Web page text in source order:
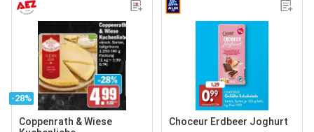
-28%
Coppenrath & Wiese
Choceur Erdbeer Joghurt